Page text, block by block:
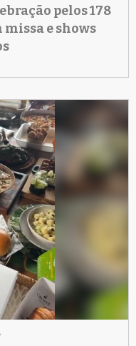
pelos 178
missa e shows